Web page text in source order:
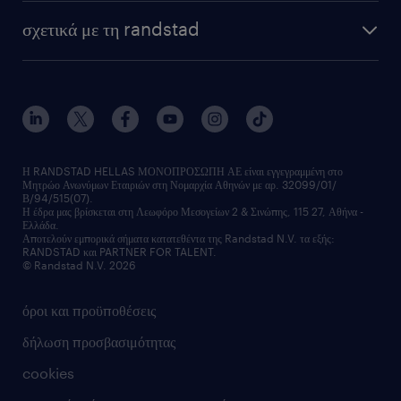
webinars
εκπαίδευση εργαζομένων
υπηρεσίες inhouse
υπηρεσίες redeployment
workforce insights
επικοινώνησε μαζί μας
employer brand
σχετικά με τη randstad
τα γραφεία μας
δελτία τύπου
οικονομικά στοιχεία
επικοινώνησε μαζί μας
όροι και προϋποθέσεις
δήλωση προσβασιμότητας
cookies
Η RANDSTAD HELLAS ΜΟΝΟΠΡΟΣΩΠΗ ΑΕ είναι εγγεγραμμένη στο
Μητρώο Ανωνύμων Εταιριών στη Νομαρχία Αθηνών με αρ. 32099/01/
Β/94/515(07).
Η έδρα μας βρίσκεται στη Λεωφόρο Μεσογείων 2 & Σινώπης, 115 27, Αθήνα -
Ελλάδα.
Αποτελούν εμπορικά σήματα κατατεθέντα της Randstad N.V. τα εξής:
RANDSTAD και PARTNER FOR TALENT.
© Randstad N.V. 2026